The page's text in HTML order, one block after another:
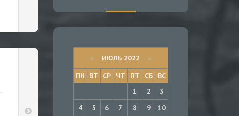
« ИЮЛЬ 2022 »
ПН
ВТ СР ЧТ ПТ СБ
ВС
1
2
3
4
5 6 7 8 9
10